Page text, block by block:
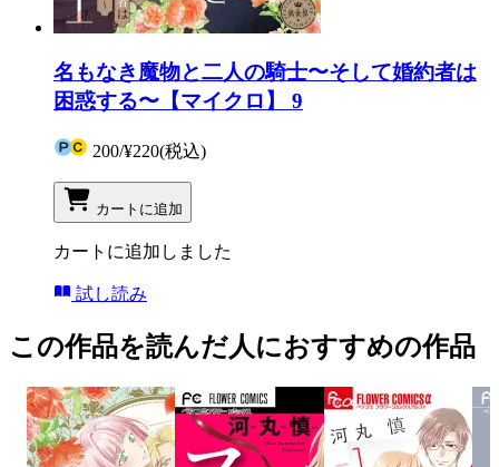
名もなき魔物と二人の騎士〜そして婚約者は
困惑する〜【マイクロ】 9
200/¥220(税込)
カートに追加
カートに追加しました
試し読み
この作品を読んだ人におすすめの作品